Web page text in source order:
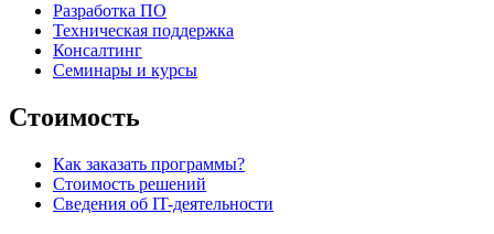
Разработка ПО
Техническая поддержка
Консалтинг
Семинары и курсы
Стоимость
Как заказать программы?
Стоимость решений
Сведения об IT-деятельности